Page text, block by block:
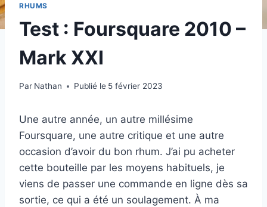
RHUMS
Test : Foursquare 2010 –
Mark XXI
Par Nathan Publié le 5 février 2023
Une autre année, un autre millésime
Foursquare, une autre critique et une autre
occasion d’avoir du bon rhum. J’ai pu acheter
cette bouteille par les moyens habituels, je
viens de passer une commande en ligne dès sa
sortie, ce qui a été un soulagement. À ma